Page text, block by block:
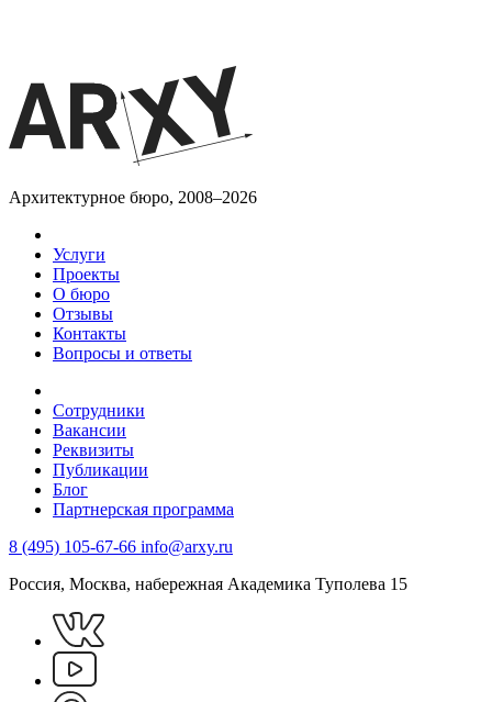
Архитектурное бюро, 2008–2026
Услуги
Проекты
О бюро
Отзывы
Контакты
Вопросы и ответы
Сотрудники
Вакансии
Реквизиты
Публикации
Блог
Партнерская программа
8 (495) 105-67-66 info@arxy.ru
Россия, Москва, набережная Академика Туполева 15